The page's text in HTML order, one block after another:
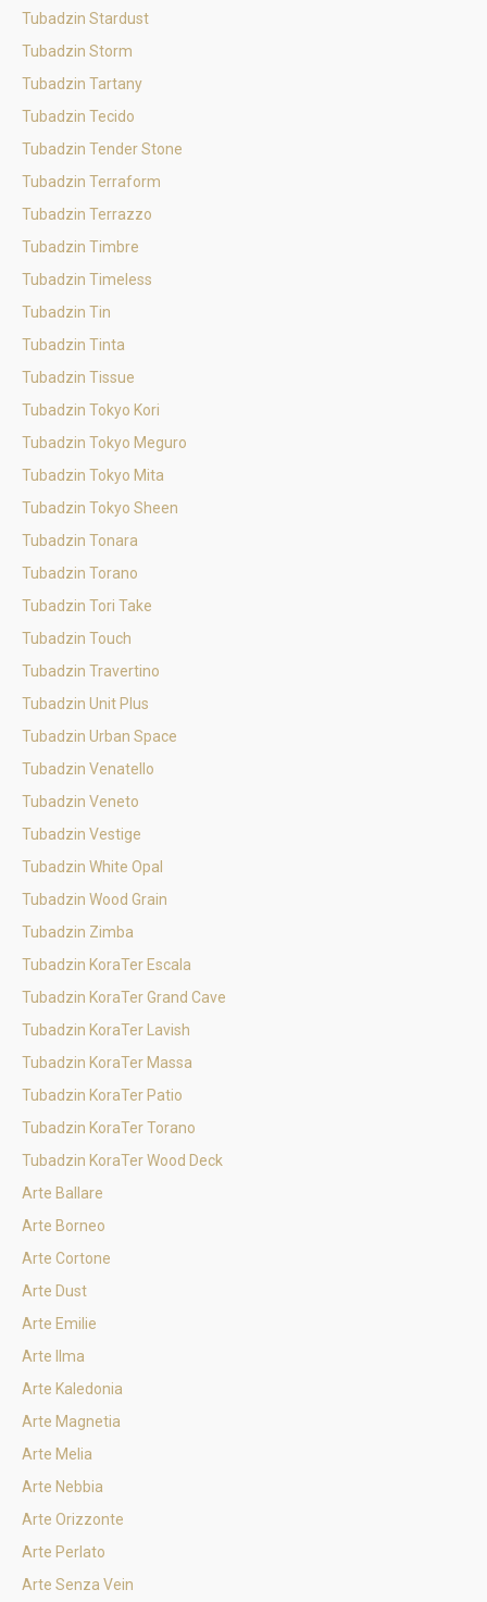
Tubadzin Stardust
Tubadzin Storm
Tubadzin Tartany
Tubadzin Tecido
Tubadzin Tender Stone
Tubadzin Terraform
Tubadzin Terrazzo
Tubadzin Timbre
Tubadzin Timeless
Tubadzin Tin
Tubadzin Tinta
Tubadzin Tissue
Tubadzin Tokyo Kori
Tubadzin Tokyo Meguro
Tubadzin Tokyo Mita
Tubadzin Tokyo Sheen
Tubadzin Tonara
Tubadzin Torano
Tubadzin Tori Take
Tubadzin Touch
Tubadzin Travertino
Tubadzin Unit Plus
Tubadzin Urban Space
Tubadzin Venatello
Tubadzin Veneto
Tubadzin Vestige
Tubadzin White Opal
Tubadzin Wood Grain
Tubadzin Zimba
Tubadzin KoraTer Escala
Tubadzin KoraTer Grand Cave
Tubadzin KoraTer Lavish
Tubadzin KoraTer Massa
Tubadzin KoraTer Patio
Tubadzin KoraTer Torano
Tubadzin KoraTer Wood Deck
Arte Ballare
Arte Borneo
Arte Cortone
Arte Dust
Arte Emilie
Arte Ilma
Arte Kaledonia
Arte Magnetia
Arte Melia
Arte Nebbia
Arte Orizzonte
Arte Perlato
Arte Senza Vein